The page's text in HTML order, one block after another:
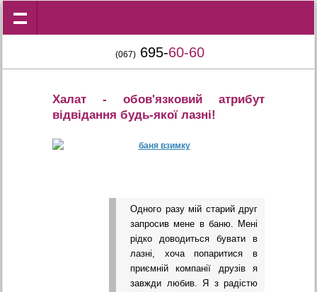
(067) 695-60-60
Халат - обов'язковий атрибут
відвідання будь-якої лазні!
Одного разу мій старий друг
запросив мене в баню. Мені
рідко доводиться бувати в
лазні, хоча попаритися в
приємній компанії друзів я
завжди любив. Я з радістю